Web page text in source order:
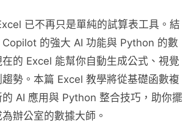
已不再只是單純的試算表工具。結
的強大 AI 功能與 Python 的數
的 Excel 能幫你自動生成公式、視覺
勢。本篇 Excel 教學將從基礎函數複
AI 應用與 Python 整合技巧，助你擺
辦公室的數據大師。